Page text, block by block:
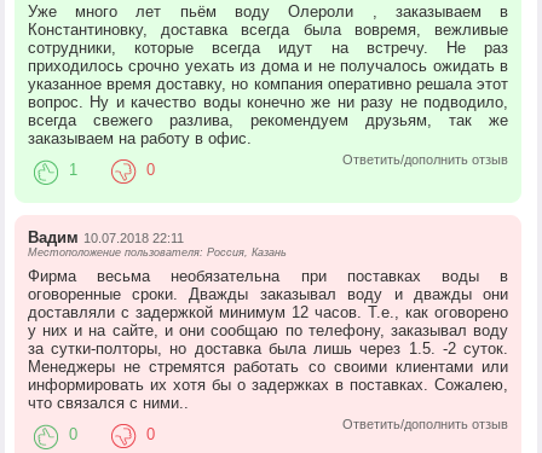
Уже много лет пьём воду Олероли , заказываем в
Константиновку, доставка всегда была вовремя, вежливые
сотрудники, которые всегда идут на встречу. Не раз
приходилось срочно уехать из дома и не получалось ожидать в
указанное время доставку, но компания оперативно решала этот
вопрос. Ну и качество воды конечно же ни разу не подводило,
всегда свежего разлива, рекомендуем друзьям, так же
заказываем на работу в офис.
Ответить/дополнить отзыв
1 0
Вадим 10.07.2018 22:11
Местоположение пользователя: Россия, Казань
Фирма весьма необязательна при поставках воды в
оговоренные сроки. Дважды заказывал воду и дважды они
доставляли с задержкой минимум 12 часов. Т.е., как оговорено
у них и на сайте, и они сообщаю по телефону, заказывал воду
за сутки-полторы, но доставка была лишь через 1.5. -2 суток.
Менеджеры не стремятся работать со своими клиентами или
информировать их хотя бы о задержках в поставках. Сожалею,
что связался с ними..
Ответить/дополнить отзыв
0 0